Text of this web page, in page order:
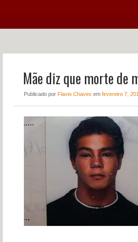
Mãe diz que morte de
Publicado por Flavio Chaves em fevereiro 7,